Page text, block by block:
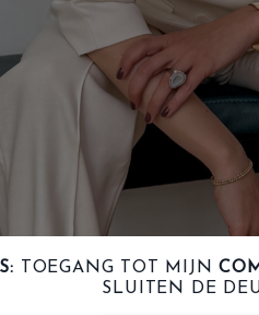
TOEGANG TOT MIJN
SLUITEN DE